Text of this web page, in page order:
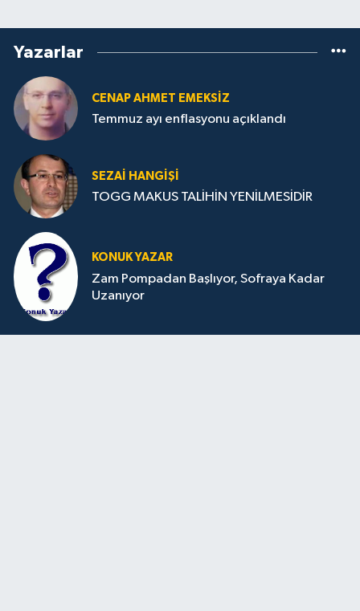
Yazarlar
CENAP AHMET EMEKSİZ
Temmuz ayı enflasyonu açıklandı
SEZAI HANGİŞİ
TOGG MAKUS TALİHİN YENİLMESİDİR
KONUK YAZAR
Zam Pompadan Başlıyor, Sofraya Kadar
Uzanıyor